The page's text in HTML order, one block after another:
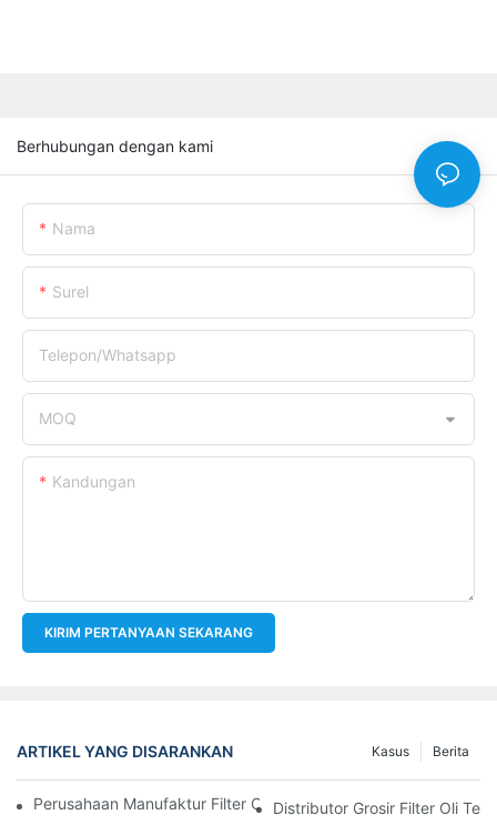
Berhubungan dengan kami
Nama
Surel
Telepon/whatsapp
MOQ
Kandungan
KIRIM PERTANYAAN SEKARANG
ARTIKEL YANG DISARANKAN Berita
Kasus
Perusahaan Manufaktur Filter Oli Teratas: Tinjauan
Distributor Grosir Filter Oli